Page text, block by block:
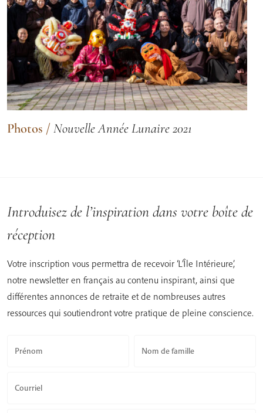
Photos / Nouvelle Année Lunaire 2021
Introduisez de l’inspiration dans votre boîte de
réception
Votre inscription vous permettra de recevoir ‘L’Île Intérieure’,
notre newsletter en français au contenu inspirant, ainsi que
différentes annonces de retraite et de nombreuses autres
ressources qui soutiendront votre pratique de pleine conscience.
Prénom Nom de famille
Courriel